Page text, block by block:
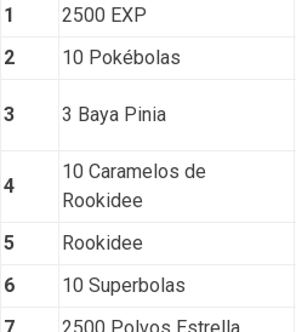
1
2500 EXP
2
10 Pokébolas
3 3 Baya Pinia
4
10 Caramelos de
Rookidee
5
Rookidee
6
10 Superbolas